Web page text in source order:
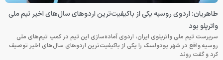
طاهریان: اردوی روسیه یکی از باکیفیت‌ترین اردوهای سال‌های اخیر تیم ملی
واترپلو بود
سرپرست تیم ملی واترپلوی ایران، اردوی آماده‌سازی این تیم در کمپ تیم‌های ملی
روسیه واقع در شهر پودولسک را یکی از باکیفیت‌ترین اردوهای سال‌های اخیر توصیف
کرد و گفت روند